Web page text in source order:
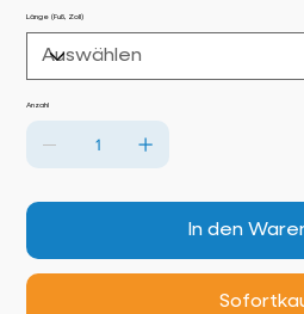
Länge (Fuß, Zoll)
Anzahl
In den